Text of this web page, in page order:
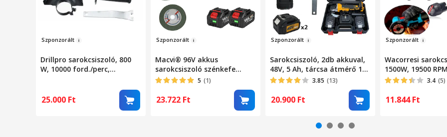
Szponzorált
Drillpro sarokcsiszoló, 800
W, 10000 ford./perc,
25.000 Ft
Szponzorált
Macvi® 96V akkus
sarokcsiszoló szénkefe
nélküli motorral, 15.0Ah
akkumulátorral, 10,000
fordulat/perc, 3
sebességfokozattal, 125
5 (1)
23.722 Ft
Szponzorált
Sarokcsiszoló, 2db akkuval,
48V, 5 Ah, tárcsa átmérő 125
mm, 8100 ford./perc, sárga
3.85 (13)
20.900 Ft
Szponzorált
Wacorresi
1500W, 19500
1500mAh
3.4 (5)
11.844Ft